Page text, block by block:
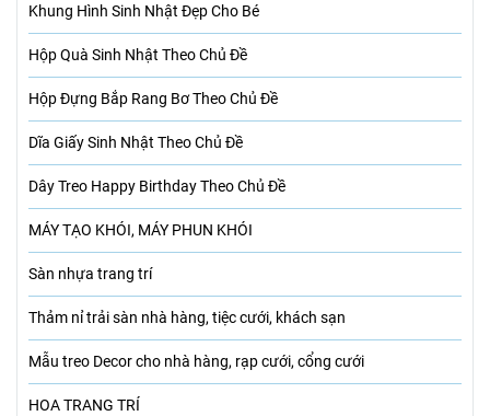
Khung Hình Sinh Nhật Đẹp Cho Bé
Hộp Quà Sinh Nhật Theo Chủ Đề
Hộp Đựng Bắp Rang Bơ Theo Chủ Đề
Dĩa Giấy Sinh Nhật Theo Chủ Đề
Dây Treo Happy Birthday Theo Chủ Đề
MÁY TẠO KHÓI, MÁY PHUN KHÓI
Sàn nhựa trang trí
Thảm nỉ trải sàn nhà hàng, tiệc cưới, khách sạn
Mẫu treo Decor cho nhà hàng, rạp cưới, cổng cưới
HOA TRANG TRÍ